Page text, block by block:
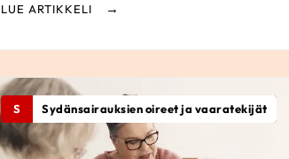
LUE ARTIKKELI
S Sydänsairauksien oireet ja vaaratekijät